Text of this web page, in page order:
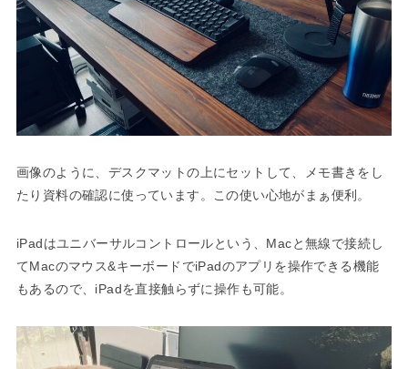
画像のように、デスクマットの上にセットして、メモ書きをし
たり資料の確認に使っています。この使い心地がまぁ便利。
iPadはユニバーサルコントロールという、Macと無線で接続し
てMacのマウス&キーボードでiPadのアプリを操作できる機能
もあるので、iPadを直接触らずに操作も可能。